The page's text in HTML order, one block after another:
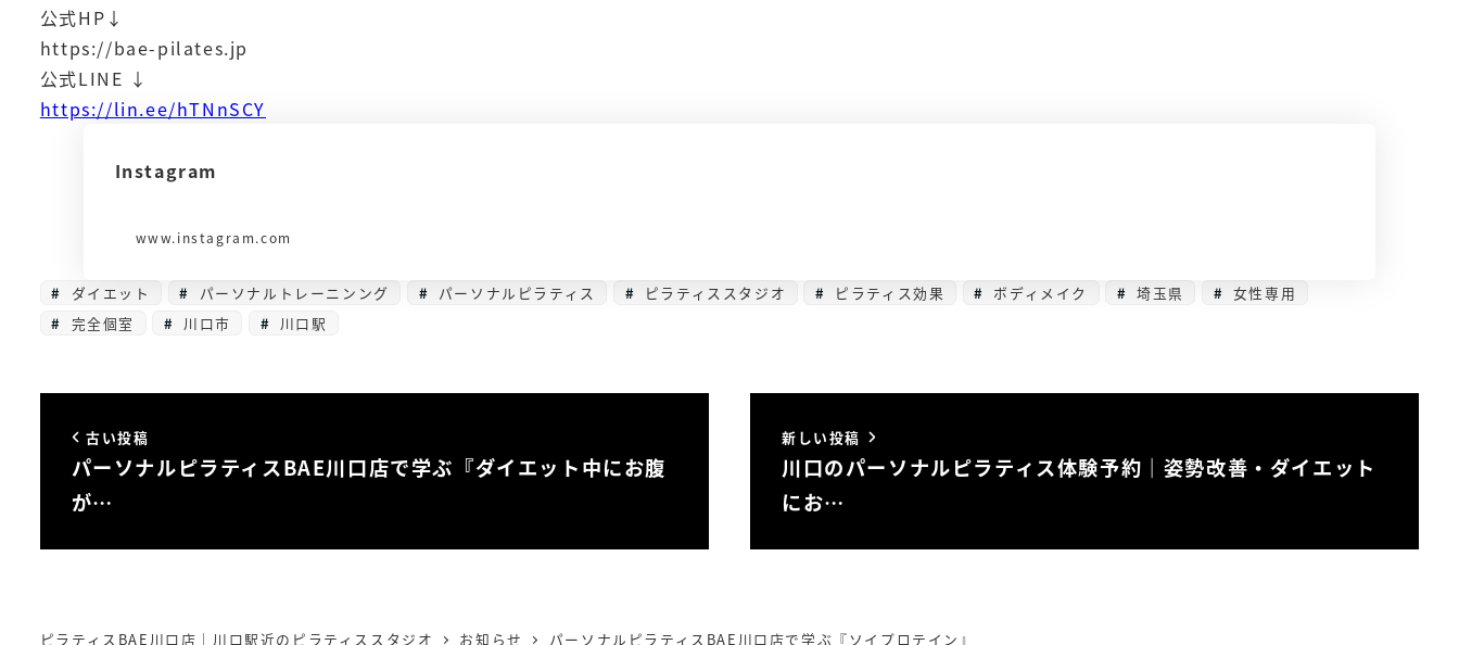
公式HP↓
https://bae-pilates.jp
公式LINE ↓
https://lin.ee/hTNnSCY
Instagram
www.instagram.com
ダイエット パーソナルトレーニンング パーソナルピラティス ピラティススタジオ ピラティス効果 ボディメイク 埼玉県
女性専用
完全個室
川口市 川口駅
古い投稿
パーソナルピラティスBAE川口店で学ぶ『ダイエット中にお腹
が…
新しい投稿
川口のパーソナルピラティス体験予約｜姿勢改善・ダイエット
にお…
ピラティスBAE川口店｜川口駅近のピラティススタジオ お知らせ パーソナルピラティスBAE川口店で学ぶ『ソイプロテイン』